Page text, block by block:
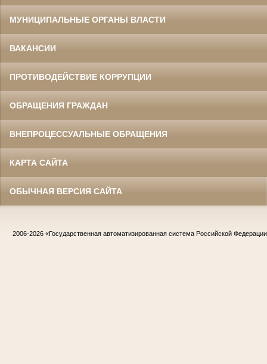
МУНИЦИПАЛЬНЫЕ ОРГАНЫ ВЛАСТИ
ВАКАНСИИ
ПРОТИВОДЕЙСТВИЕ КОРРУПЦИИ
ОБРАЩЕНИЯ ГРАЖДАН
ВНЕПРОЦЕССУАЛЬНЫЕ ОБРАЩЕНИЯ
КАРТА САЙТА
ОБЫЧНАЯ ВЕРСИЯ САЙТА
2006-2026 «Государственная автоматизированная система Российской